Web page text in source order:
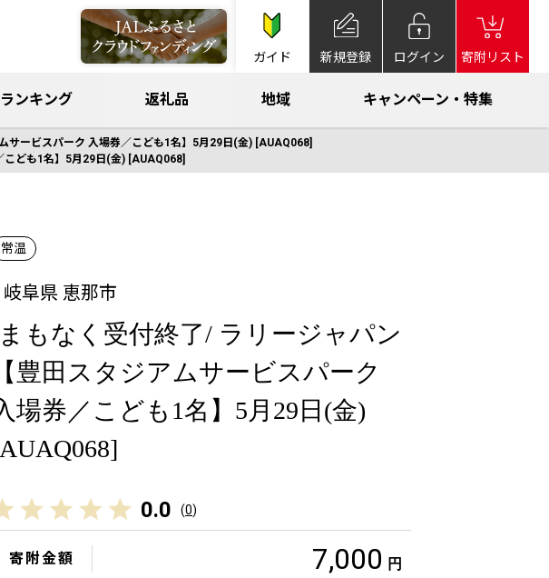
ガイド 新規登録 ログイン 寄附リスト
ランキング 返礼品 地域 キャンペーン・特集
サービスパーク 入場券／こども1名】5月29日(金) [AUAQ068]
ども1名】5月29日(金) [AUAQ068]
常温
岐阜県 恵那市
もなく受付終了/ ラリージャパン
【豊田スタジアムサービスパーク
場券／こども1名】5月29日(金)
0.0 (0)
寄附金額 7,000 円